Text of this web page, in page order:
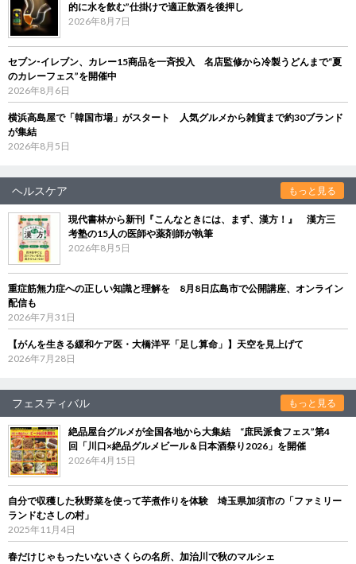
的に水を飲む”仕掛けで適正飲酒を後押し
2026年8月7日
セブン‐イレブン、カレー15商品を一斉投入 名店監修から冷製うどんまで“夏
のカレーフェス”を開催中
2026年8月6日
横浜高島屋で「韓国市場」がスタート 人気グルメから雑貨まで約30ブランド
が集結
2026年8月5日
ヘルスケア もっと見る
現代書林から新刊『こんなときには、まず、漢方！』 漢方三
考塾の15人の医師や薬剤師が執筆
2026年8月5日
重症筋無力症への正しい知識と理解を 8月8日広島市で公開講座、オンライン
配信も
2026年7月31日
【がんを生きる緩和ケア医・大橋洋平「足し算命」】天空を見上げて
2026年7月28日
フェスティバル もっと見る
絶品屋台グルメが全国各地から大集結 “庶民派食フェス”第4
回「川口×絶品グルメビール＆日本酒祭り2026」を開催
2026年4月15日
自分で収穫した秋野菜を使って芋煮作りを体験 埼玉県加須市の「ファミリー
ランドむさしの村」
2025年11月4日
春だけじゃもったいないさくらの名所、加治川で秋のマルシェ